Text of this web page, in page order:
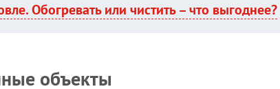
Обогревать или чистить – что выгоднее?
объекты